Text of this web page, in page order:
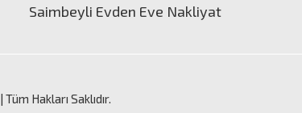
Saimbeyli Evden Eve Nakliyat
| Tüm Hakları Saklıdır.